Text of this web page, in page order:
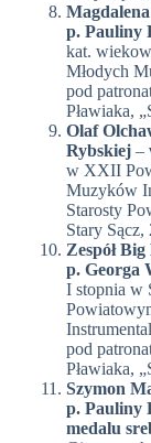
p. Pauliny
kat.
Młodych
pod
Pławiaka,
Olaf
Rybskiej –
w XXII
Muzyków
Starosty
Stary Sącz,
Zespół
p. Georga
I stopnia w
pod
Pławiaka,
Szymon
p. Pauliny
medalu